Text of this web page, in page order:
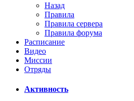
Назад
Правила
Правила сервера
Правила форума
Расписание
Видео
Миссии
Отряды
Активность